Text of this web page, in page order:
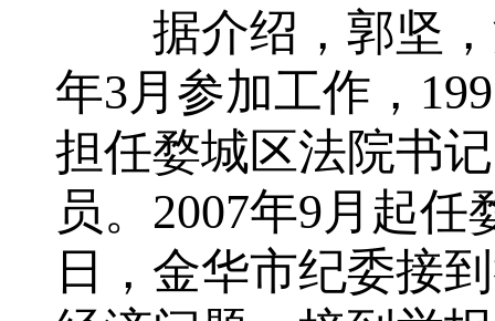
据介绍，郭坚，
年3月参加工作，
担任婺城区法院书
员。2007年9月起
日，金华市纪委接